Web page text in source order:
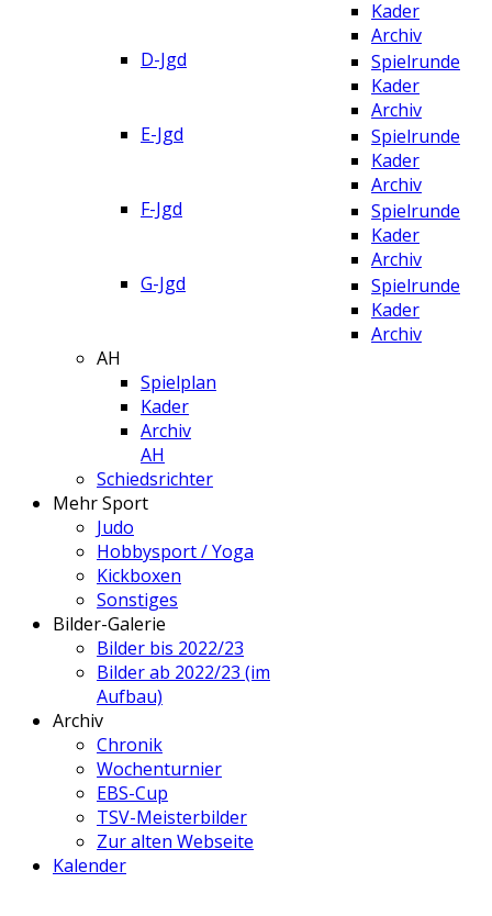
Kader
Archiv
D-Jgd
Spielrunde
Kader
Archiv
E-Jgd
Spielrunde
Kader
Archiv
F-Jgd
Spielrunde
Kader
Archiv
G-Jgd
Spielrunde
Kader
Archiv
AH
Spielplan
Kader
Archiv
AH
Schiedsrichter
Mehr Sport
Judo
Hobbysport / Yoga
Kickboxen
Sonstiges
Bilder-Galerie
Bilder bis 2022/23
Bilder ab 2022/23 (im
Aufbau)
Archiv
Chronik
Wochenturnier
EBS-Cup
TSV-Meisterbilder
Zur alten Webseite
Kalender